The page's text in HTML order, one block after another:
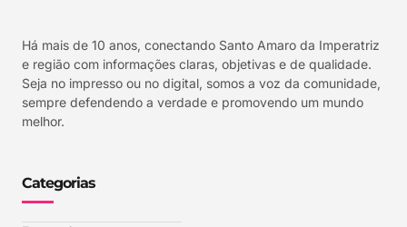
Há mais de 10 anos, conectando Santo Amaro da Imperatriz
e região com informações claras, objetivas e de qualidade.
Seja no impresso ou no digital, somos a voz da comunidade,
sempre defendendo a verdade e promovendo um mundo
melhor.
Categorias